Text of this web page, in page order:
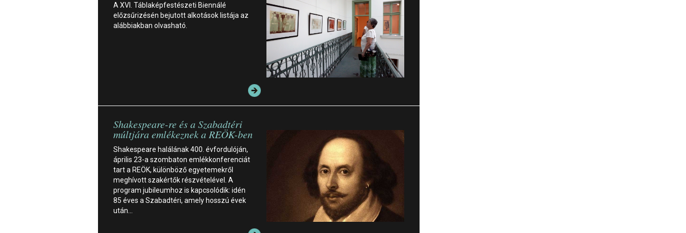
A XVI. Táblaképfestészeti Biennálé
előzsűrizésén bejutott alkotások listája az
alábbiakban olvasható.
Shakespeare-re és a Szabadtéri
múltjára emlékeznek a REÖK-ben
Shakespeare halálának 400. évfordulóján,
április 23-a szombaton emlékkonferenciát
tart a REÖK, különböző egyetemekről
meghívott szakértők részvételével. A
program jubileumhoz is kapcsolódik: idén
85 éves a Szabadtéri, amely hosszú évek
után…